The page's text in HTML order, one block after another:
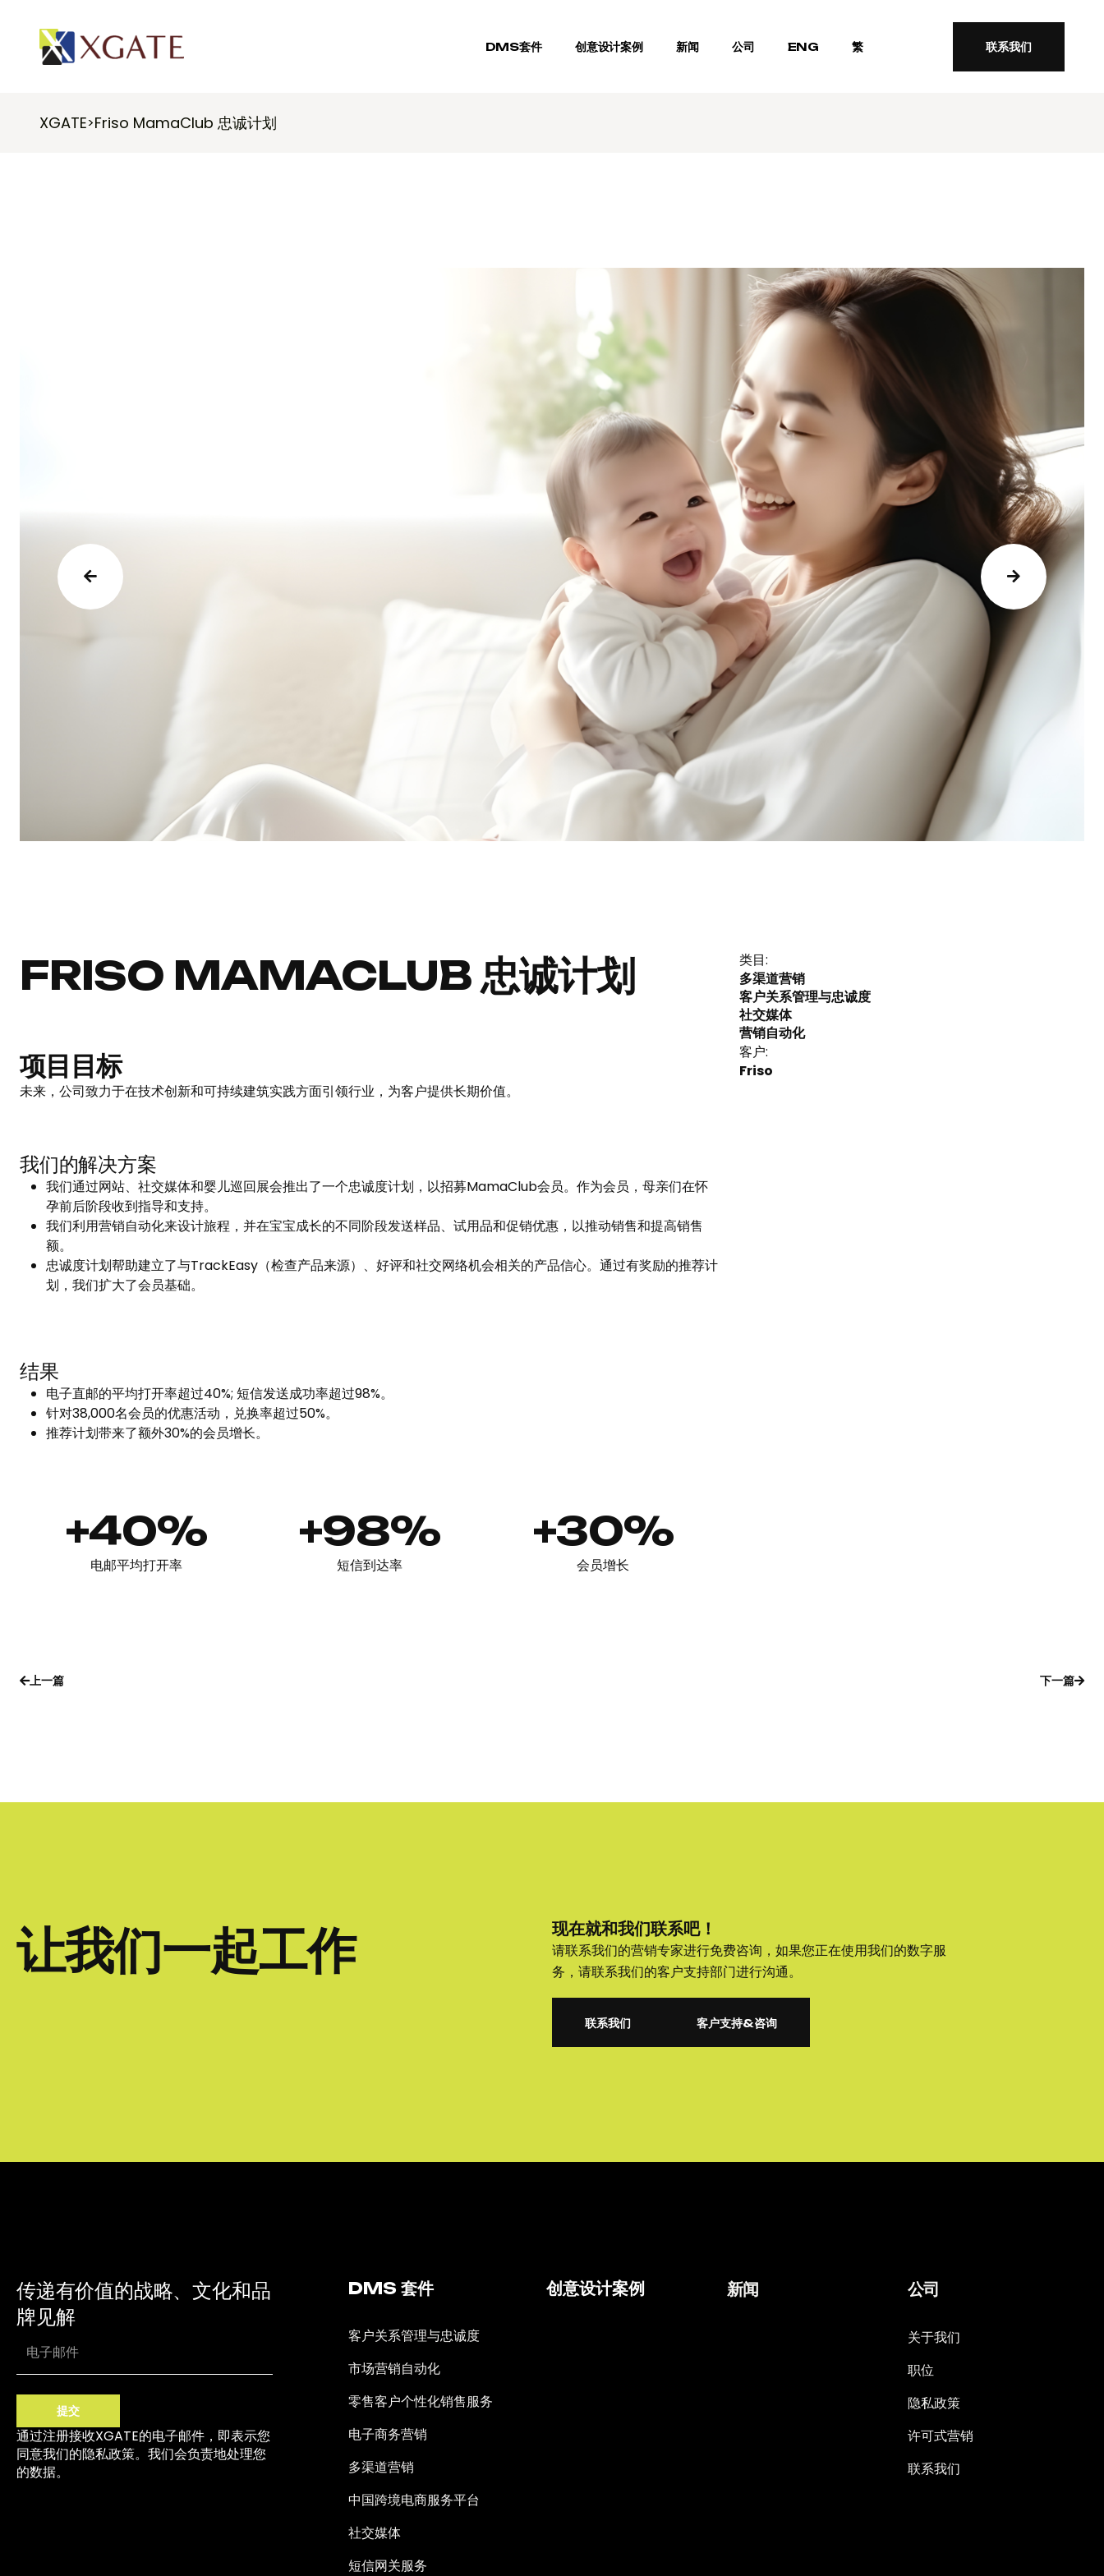
DMS套件 创意设计案例 新闻 公司 ENG 繁
联系我们
XGATE>Friso MamaClub 忠诚计划
FRISO MAMACLUB 忠诚计划
项目目标
未来，公司致力于在技术创新和可持续建筑实践方面引领行业，为客户提供长期价值。
我们的解决方案
我们通过网站、社交媒体和婴儿巡回展会推出了一个忠诚度计划，以招募MamaClub会员。作为会员，母亲们在怀
孕前后阶段收到指导和支持。
我们利用营销自动化来设计旅程，并在宝宝成长的不同阶段发送样品、试用品和促销优惠，以推动销售和提高销售
额。
忠诚度计划帮助建立了与TrackEasy（检查产品来源）、好评和社交网络机会相关的产品信心。通过有奖励的推荐计
划，我们扩大了会员基础。
结果
电子直邮的平均打开率超过40%; 短信发送成功率超过98%。
针对38,000名会员的优惠活动，兑换率超过50%。
推荐计划带来了额外30%的会员增长。
+40%
电邮平均打开率
+98%
短信到达率
+30%
会员增长
类目:
多渠道营销
客户关系管理与忠诚度
社交媒体
营销自动化
客户:
Friso
上一篇
下一篇
让我们一起工作 现在就和我们联系吧！
请联系我们的营销专家进行免费咨询，如果您正在使用我们的数字服
务，请联系我们的客户支持部门进行沟通。
联系我们
客户支持&咨询
传递有价值的战略、文化和品
牌见解
提交
通过注册接收XGATE的电子邮件，即表示您
同意我们的隐私政策。我们会负责地处理您
的数据。
DMS 套件
客户关系管理与忠诚度
市场营销自动化
零售客户个性化销售服务
电子商务营销
多渠道营销
中国跨境电商服务平台
社交媒体
短信网关服务
创意设计案例 新闻 公司
关于我们
职位
隐私政策
许可式营销
联系我们